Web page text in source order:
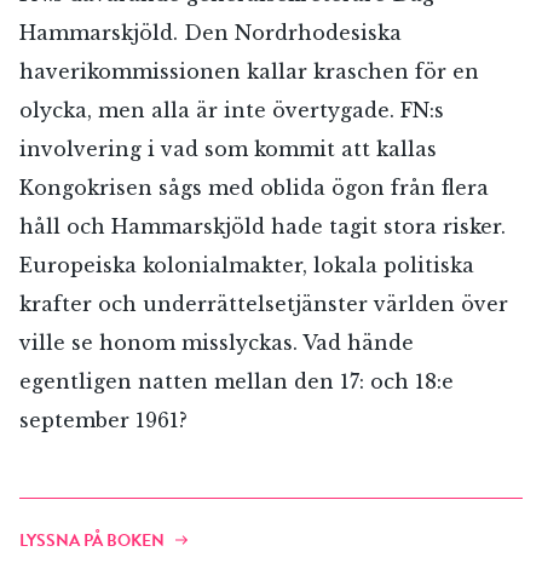
Hammarskjöld. Den Nordrhodesiska
haverikommissionen kallar kraschen för en
olycka, men alla är inte övertygade. FN:s
involvering i vad som kommit att kallas
Kongokrisen sågs med oblida ögon från flera
håll och Hammarskjöld hade tagit stora risker.
Europeiska kolonialmakter, lokala politiska
krafter och underrättelsetjänster världen över
ville se honom misslyckas. Vad hände
egentligen natten mellan den 17: och 18:e
september 1961?
LYSSNA PÅ BOKEN